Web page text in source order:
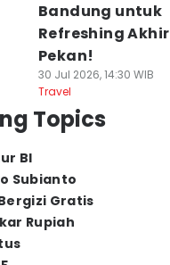
Bandung untuk
Refreshing Akhir
Pekan!
30 Jul 2026, 14:30 WIB
Travel
Topics
BI
Subianto
Gratis
Rupiah